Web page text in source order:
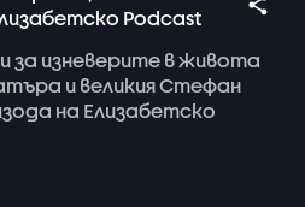
Podcast
за изневерите вживота
и великияСтефан
на Елизабетско